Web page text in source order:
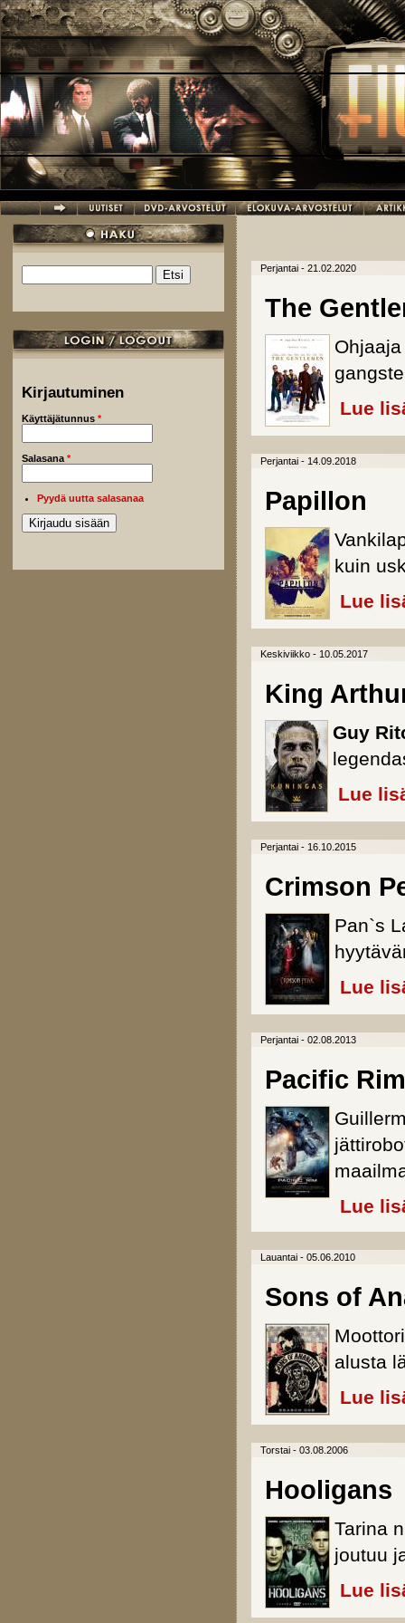
Hyppää pääsisältöön
Hakulomake
Kirjautuminen
Käyttäjätunnus *
Salasana *
Pyydä uutta salasanaa
Perjantai - 21.02.2020
The
Lue
Perjantai - 14.09.2018
Papillon
kuin
Lue
Keskiviikko - 10.05.2017
King
Guy
Lue
Perjantai - 16.10.2015
Crimson
Pan`s
Lue
Perjantai - 02.08.2013
Pacific
Lue
Lauantai - 05.06.2010
Sons of
alusta
Lue
Torstai - 03.08.2006
Hooligans
Tarina
joutuu
Lue